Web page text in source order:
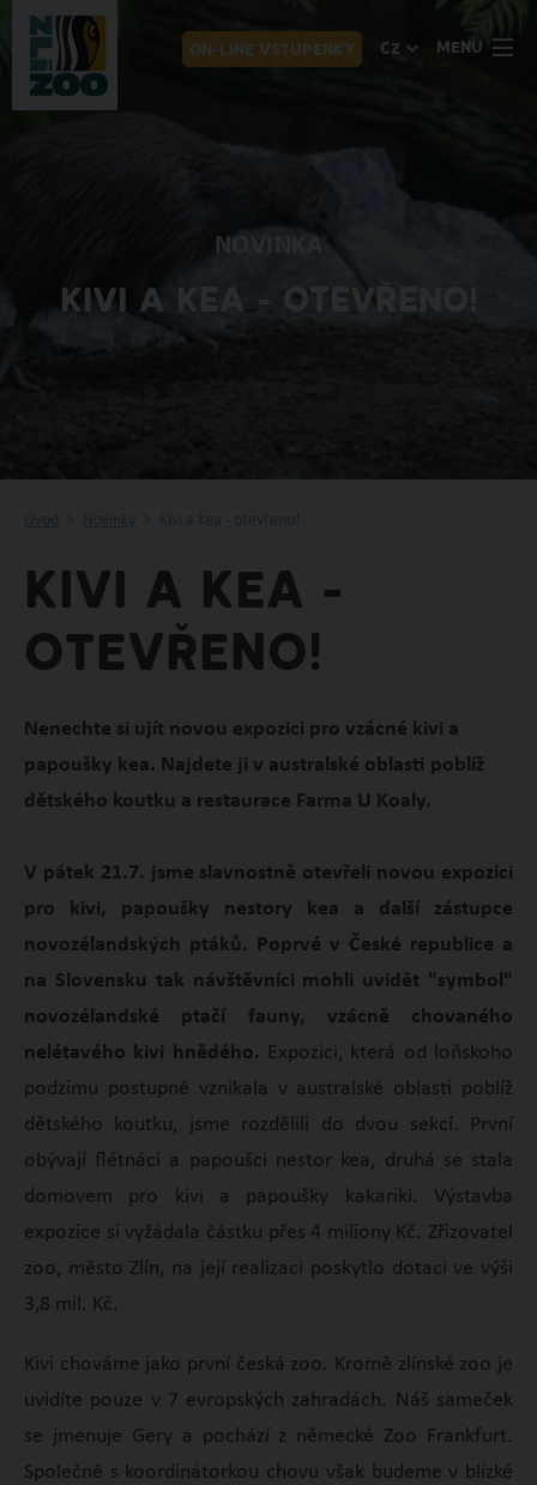
ON-LINE VSTUPENKY CZ MENU
NOVINKA
KIVI A KEA - OTEVŘENO!
Kivi a kea -
otevřeno!
Nenechte si ujít novou expozici pro vzácné kivi a
papoušky kea. Najdete ji v australské oblasti poblíž
dětského koutku a restaurace Farma U Koaly.
V pátek 21.7. jsme slavnostně otevřeli novou expozici
pro kivi, papoušky nestory kea a další zástupce
novozélandských ptáků. Poprvé v České republice a
na Slovensku tak návštěvníci mohli uvidět "symbol"
novozélandské ptačí fauny, vzácně chovaného
nelétavého kivi hnědého. Expozici, která od loňskoho
podzimu postupně vznikala v australské oblasti poblíž
dětského koutku, jsme rozdělili do dvou sekcí. První
obývají flétnáci a papoušci nestor kea, druhá se stala
domovem pro kivi a papoušky kakariki. Výstavba
expozice si vyžádala částku přes 4 miliony Kč. Zřizovatel
zoo, město Zlín, na její realizaci poskytlo dotaci ve výši
3,8 mil. Kč.
Kivi chováme jako první česká zoo. Kromě zlínské zoo je
uvidíte pouze v 7 evropských zahradách. Náš sameček
se jmenuje Gery a pochází z německé Zoo Frankfurt.
Společně s koordinátorkou chovu však budeme v blízké